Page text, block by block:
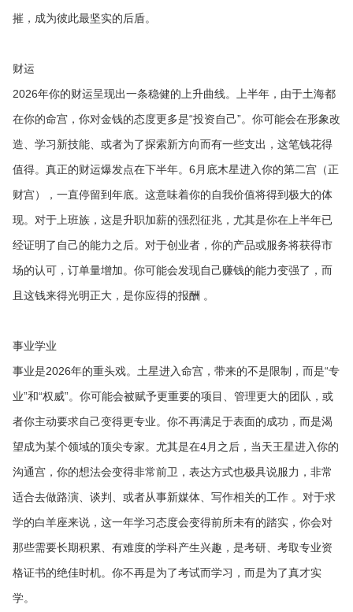
摧，成为彼此最坚实的后盾。
财运
2026年你的财运呈现出一条稳健的上升曲线。上半年，由于土海都
在你的命宫，你对金钱的态度更多是“投资自己”。你可能会在形象改
造、学习新技能、或者为了探索新方向而有一些支出，这笔钱花得
值得。真正的财运爆发点在下半年。6月底木星进入你的第二宫（正
财宫），一直停留到年底。这意味着你的自我价值将得到极大的体
现。对于上班族，这是升职加薪的强烈征兆，尤其是你在上半年已
经证明了自己的能力之后。对于创业者，你的产品或服务将获得市
场的认可，订单量增加。你可能会发现自己赚钱的能力变强了，而
且这钱来得光明正大，是你应得的报酬 。
事业学业
事业是2026年的重头戏。土星进入命宫，带来的不是限制，而是“专
业”和“权威”。你可能会被赋予更重要的项目、管理更大的团队，或
者你主动要求自己变得更专业。你不再满足于表面的成功，而是渴
望成为某个领域的顶尖专家。尤其是在4月之后，当天王星进入你的
沟通宫，你的想法会变得非常前卫，表达方式也极具说服力，非常
适合去做路演、谈判、或者从事新媒体、写作相关的工作 。对于求
学的白羊座来说，这一年学习态度会变得前所未有的踏实，你会对
那些需要长期积累、有难度的学科产生兴趣，是考研、考取专业资
格证书的绝佳时机。你不再是为了考试而学习，而是为了真才实
学。